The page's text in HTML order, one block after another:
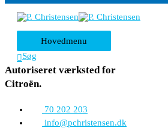
Hovedmenu
Søg
Autoriseret værksted for
Citroën.
70 202 203
info@pchristensen.dk